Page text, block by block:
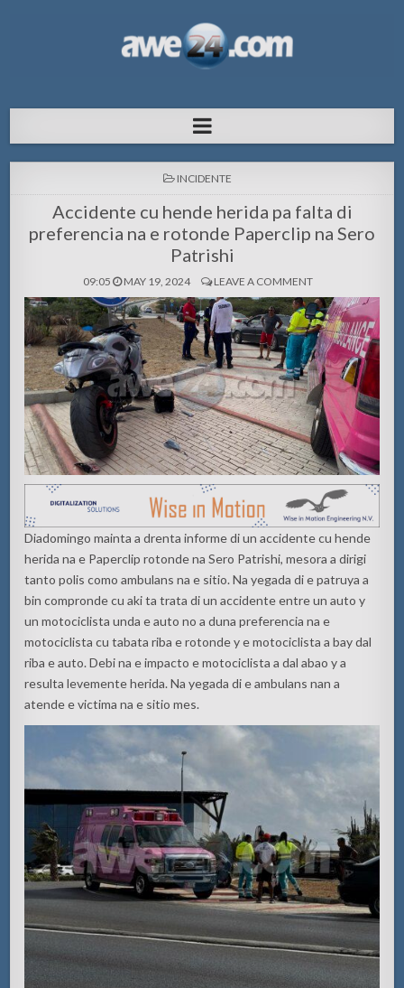
pa Aruba
POSTED
INCIDENTE
Accidente cu hende herida pa falta di
preferencia na e rotonde Paperclip na Sero
Patrishi
09:05 MAY 19, 2024 LEAVE A COMMENT
Diadomingo mainta a drenta informe di un accidente cu hende
herida na e Paperclip rotonde na Sero Patrishi, mesora a dirigi
tanto polis como ambulans na e sitio. Na yegada di e patruya a
bin compronde cu aki ta trata di un accidente entre un auto y
un motociclista unda e auto no a duna preferencia na e
motociclista cu tabata riba e rotonde y e motociclista a bay dal
riba e auto. Debi na e impacto e motociclista a dal abao y a
resulta levemente herida. Na yegada di e ambulans nan a
atende e victima na e sitio mes.